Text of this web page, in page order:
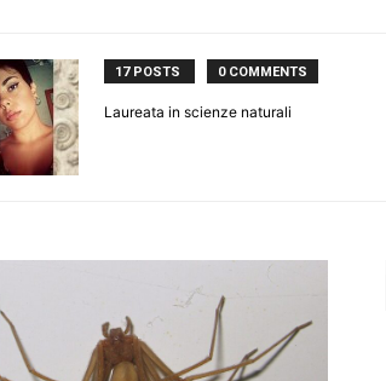
17 POSTS 0 COMMENTS
Laureata in scienze naturali